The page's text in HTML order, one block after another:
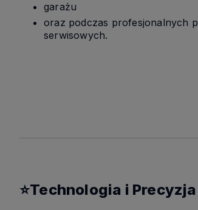
garażu
oraz podczas profesjonalnych
serwisowych.
⭐Technologia i Precyzja